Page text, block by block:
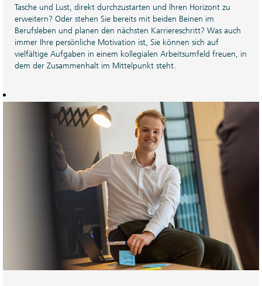
Tasche und Lust, direkt durchzustarten und Ihren Horizont zu
erweitern? Oder stehen Sie bereits mit beiden Beinen im
Berufsleben und planen den nächsten Karriereschritt? Was auch
immer Ihre persönliche Motivation ist, Sie können sich auf
vielfältige Aufgaben in einem kollegialen Arbeitsumfeld freuen, in
dem der Zusammenhalt im Mittelpunkt steht.